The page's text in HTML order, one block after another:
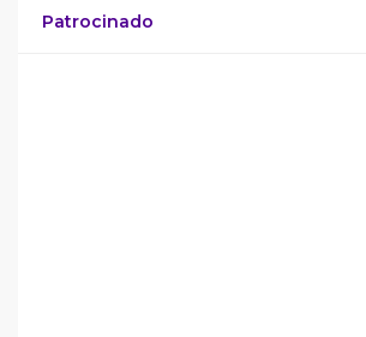
Patrocinado